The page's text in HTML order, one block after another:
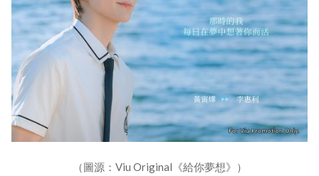
（圖源：Viu Original《給你夢想》）